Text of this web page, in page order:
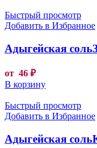
Быстрый просмотр
Добавить в Избранное
Адыгейская
от 46 ₽
В корзину
Быстрый просмотр
Добавить в Избранное
Адыгейская